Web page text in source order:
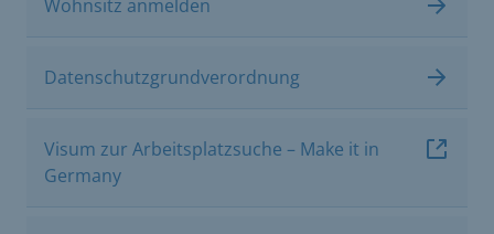
Wohnsitz anmelden
Datenschutzgrundverordnung
Visum zur Arbeitsplatzsuche – Make it in
Germany